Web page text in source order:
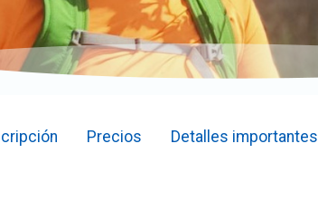
Precios Detalles importantes